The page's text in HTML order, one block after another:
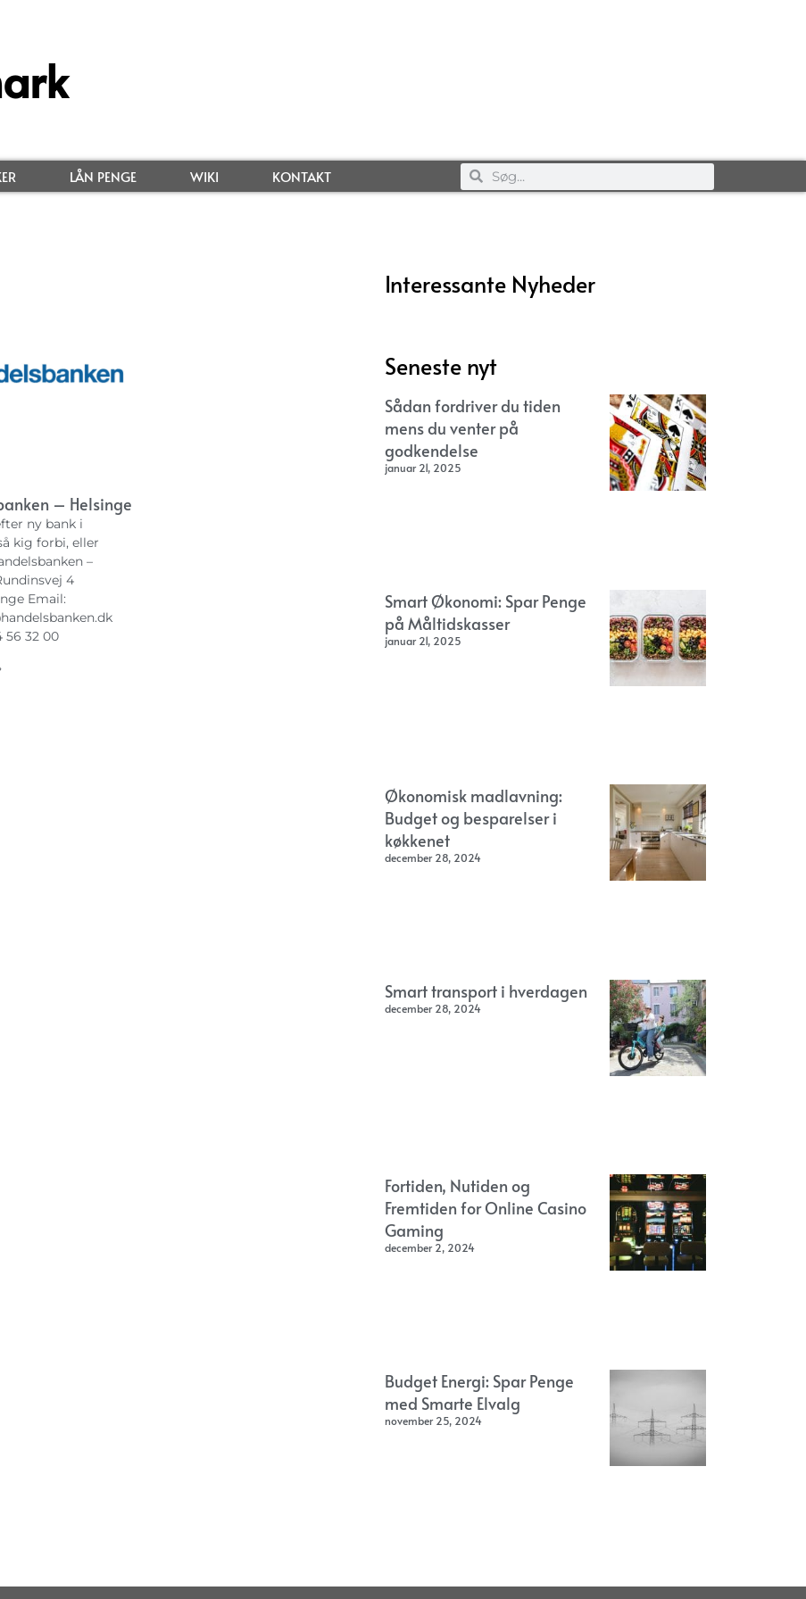
LÅN PENGE WIKI KONTAKT
– Helsinge
ny bank i
kig forbi, eller
–
4
Email:
56 32 00
Interessante Nyheder
Seneste nyt
Sådan fordriver du tiden
mens du venter på
godkendelse
januar 21, 2025
Smart Økonomi: Spar Penge
på Måltidskasser
januar 21, 2025
Økonomisk madlavning:
Budget og besparelser i
køkkenet
december 28, 2024
Smart transport i hverdagen
december 28, 2024
Fortiden, Nutiden og
Fremtiden for Online Casino
Gaming
december 2, 2024
Budget Energi: Spar Penge
med Smarte Elvalg
november 25, 2024